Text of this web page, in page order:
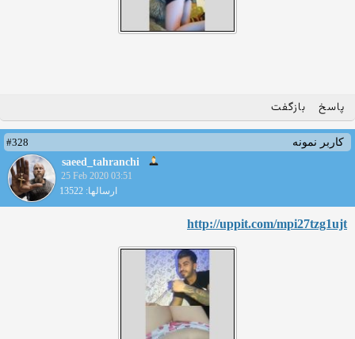
پاسخ بازگفت
کاربر نمونه
#328
saeed_tahranchi
25 Feb 2020 03:51
ارسالها: 13522
http://uppit.com/mpi27tzg1ujt